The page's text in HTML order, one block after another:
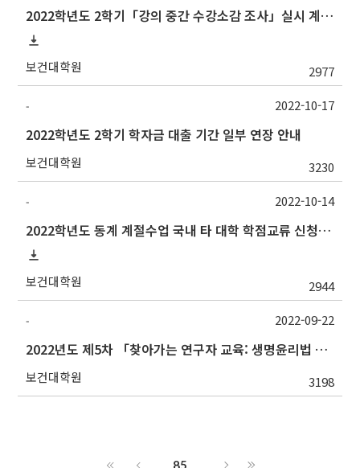
2022학년도 2학기「강의 중간 수강소감 조사」실시 계획 알림
보건대학원 2977
-
2022학년도 2학기 학자금 대출 기간 일부 연장 안내
보건대학원 3230
2022-10-17
-
2022학년도 동계 계절수업 국내 타 대학 학점교류 신청 안내
보건대학원 2944
2022-10-14
-
2022년도 제5차 「찾아가는 연구자 교육: 생명윤리법 및 IRB심의의뢰서 작성법」 교육 안내
보건대학원 3198
2022-09-22
85